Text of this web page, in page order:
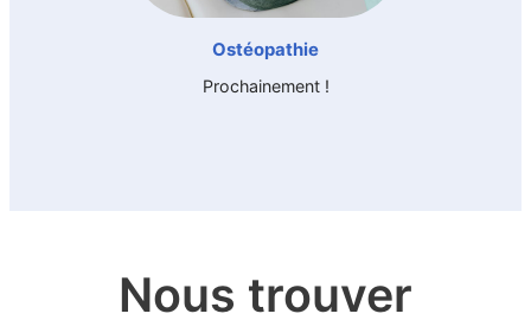
Ostéopathie
Prochainement !
Nous trouver